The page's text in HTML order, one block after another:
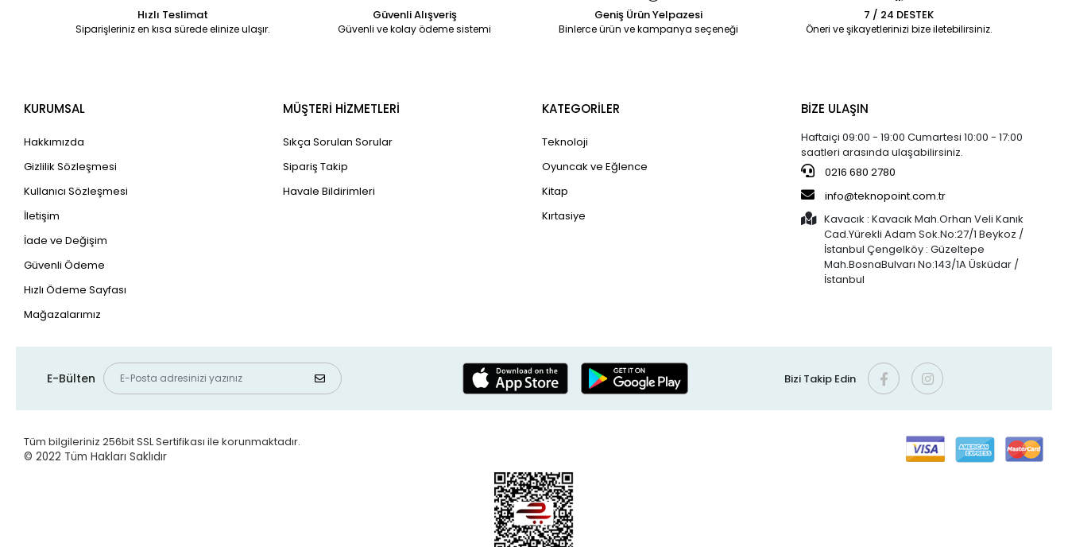
Hızlı Teslimat
Siparişleriniz en kısa sürede elinize ulaşır.
Güvenli Alışveriş
Güvenli ve kolay ödeme sistemi
Geniş Ürün Yelpazesi
Binlerce ürün ve kampanya seçeneği
7 / 24 DESTEK
Öneri ve şikayetlerinizi bize iletebilirsiniz.
KURUMSAL
Hakkımızda
Gizlilik Sözleşmesi
Kullanıcı Sözleşmesi
İletişim
İade ve Değişim
Güvenli Ödeme
Hızlı Ödeme Sayfası
Mağazalarımız
MÜŞTERİ HİZMETLERİ
Sıkça Sorulan Sorular
Sipariş Takip
Havale Bildirimleri
KATEGORİLER
Teknoloji
Oyuncak ve Eğlence
Kitap
Kırtasiye
BİZE ULAŞIN
Haftaiçi 09:00 - 19:00 Cumartesi 10:00 - 17:00
saatleri arasında ulaşabilirsiniz.
0216 680 2780
info@teknopoint.com.tr
Kavacık : Kavacık Mah.Orhan Veli Kanık
Cad.Yürekli Adam Sok.No:27/1 Beykoz /
İstanbul Çengelköy : Güzeltepe
Mah.BosnaBulvarı No:143/1A Üsküdar /
İstanbul
E-Bülten Bizi Takip Edin
Tüm bilgileriniz 256bit SSL Sertifikası ile korunmaktadır.
© 2022 Tüm Hakları Saklıdır